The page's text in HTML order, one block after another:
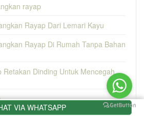
VIA WHATSAPP
rayap
Rayap Dari Lemari Kayu
Rayap Di Rumah Tanpa Bahan
Retakan Dinding Untuk Mencegah